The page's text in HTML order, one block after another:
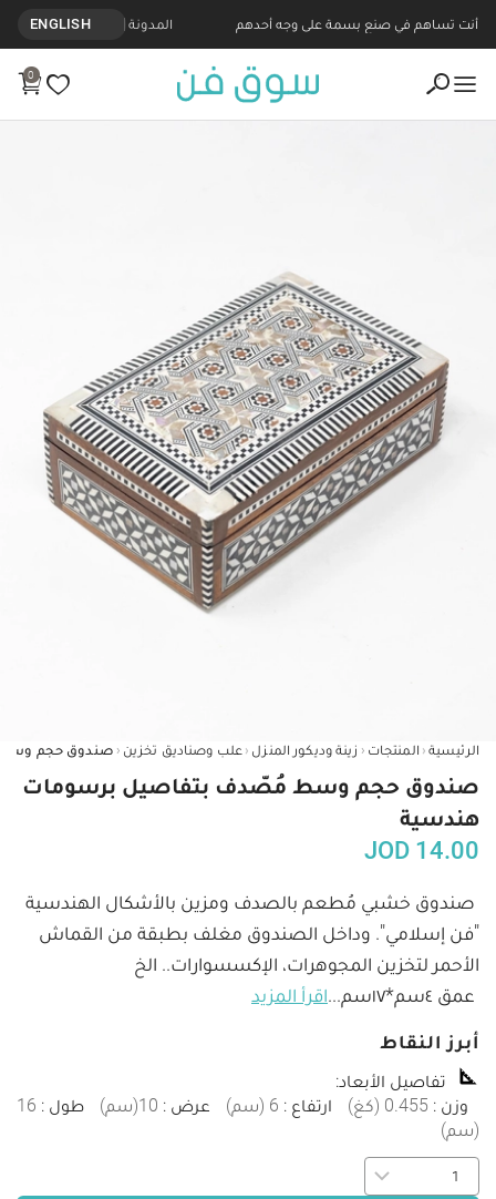
أنت تساهم في صنع بسمة على وجه أحدهم المدونة ENGLISH
0
الرئيسية ‹ المنتجات ‹ زينة وديكور المنزل ‹ علب وصناديق تخزين ‹
صندوق حجم وسط مُصّدف بتفاصيل برسومات
هندسية
JOD 14.00
صندوق خشبي مُطعم بالصدف ومزين بالأشكال الهندسية
"فن إسلامي". وداخل الصندوق مغلف بطبقة من القماش
...اقرأ المزيد
أبرز النقاط
تفاصيل الأبعاد:
وزن :
0.455
(كغ) ارتفاع :
6
(سم) عرض :
10
(سم) طول :
16
(سم)